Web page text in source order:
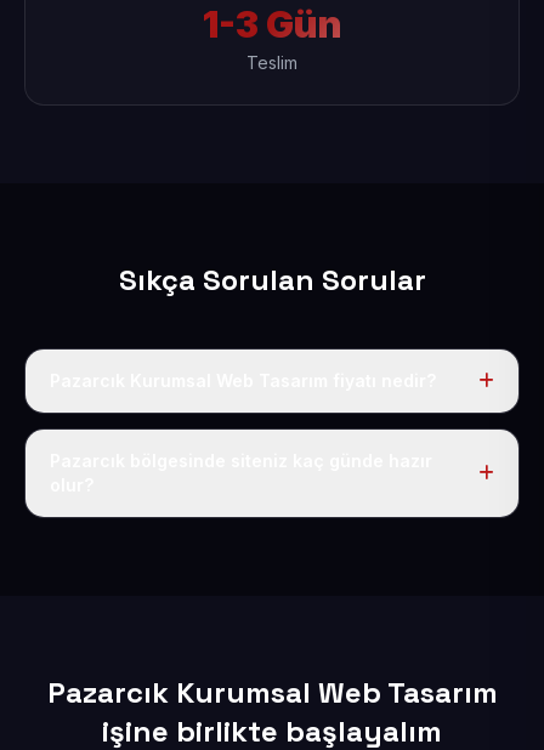
1-3 Gün
Teslim
Sıkça Sorulan Sorular
Tek fiyat uygulanır: yıllık 50 USD + KDV. Bu bedele alan
Pazarcık Kurumsal Web Tasarım
işine birlikte başlayalım